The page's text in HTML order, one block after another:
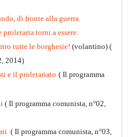
di fronte alla guerra
torni a essere:
tutte le borghesie! (volantino) (
2014)
e il proletariato ( Il programma
( Il programma comunista, n°02,
( Il programma comunista, n°03,